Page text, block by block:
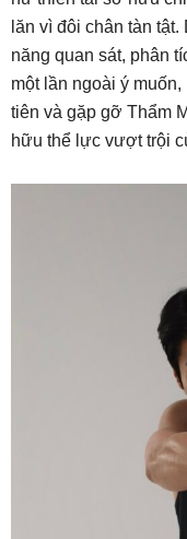
lăn vì đôi chân tàn
năng quan sát, phân
một lần ngoài ý
tiên và gặp gỡ Thẩm
hữu thể lực vượt trội